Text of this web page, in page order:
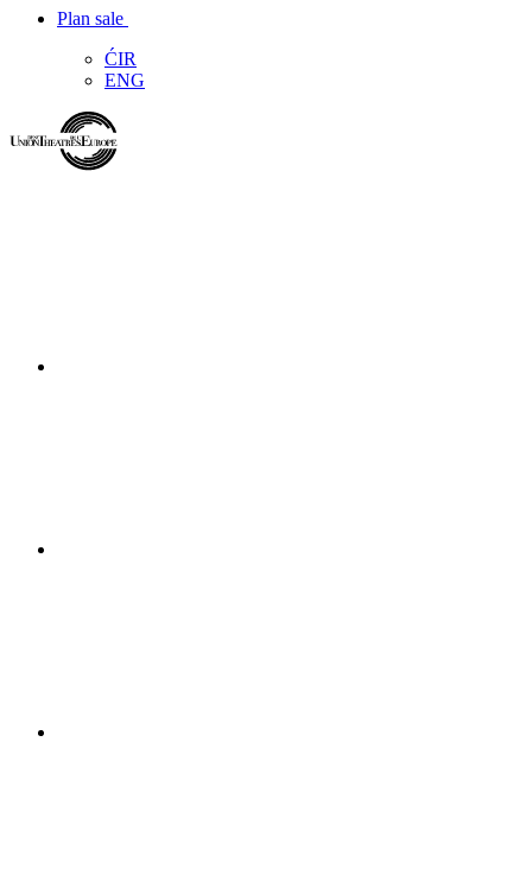
Plan sale
ĆIR
ENG